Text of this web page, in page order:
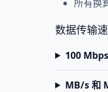
所有换
数据传输
100
MB/s 和